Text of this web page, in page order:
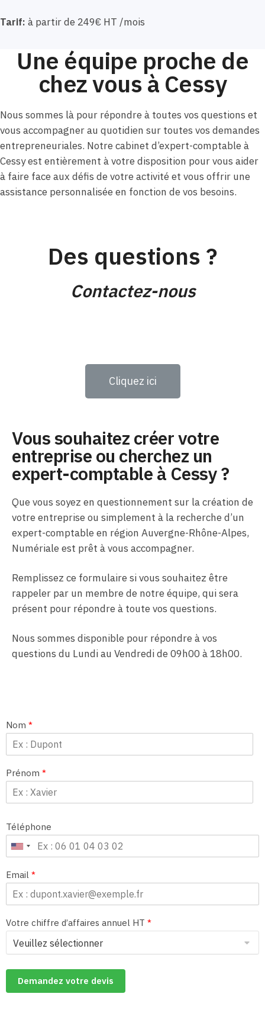
Tarif: à partir de 249€ HT /mois
Une équipe proche de
chez vous à Cessy
Nous sommes là pour répondre à toutes vos questions et
vous accompagner au quotidien sur toutes vos demandes
entrepreneuriales. Notre cabinet d’expert-comptable à
Cessy est entièrement à votre disposition pour vous aider
à faire face aux défis de votre activité et vous offrir une
assistance personnalisée en fonction de vos besoins.
Des questions ?
Contactez-nous
Cliquez ici
Vous souhaitez créer votre
entreprise ou cherchez un
expert-comptable à Cessy ?
Que vous soyez en questionnement sur la création de
votre entreprise ou simplement à la recherche d’un
expert-comptable en région Auvergne-Rhône-Alpes,
Numériale est prêt à vous accompagner.
Remplissez ce formulaire si vous souhaitez être
rappeler par un membre de notre équipe, qui sera
présent pour répondre à toute vos questions.
Nous sommes disponible pour répondre à vos
questions du Lundi au Vendredi de 09h00 à 18h00.
Nom *
Prénom *
Téléphone
Email *
Votre chiffre d’affaires annuel HT *
Demandez votre devis